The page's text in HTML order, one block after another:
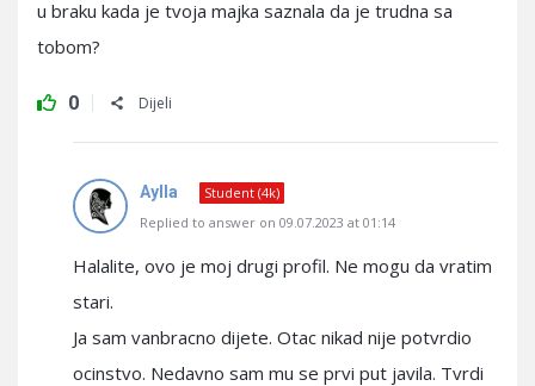
u braku kada je tvoja majka saznala da je trudna sa
tobom?
0 Dijeli
Aylla
Student (4k)
Replied to answer on 09.07.2023 at 01:14
Halalite, ovo je moj drugi profil. Ne mogu da vratim
stari.
Ja sam vanbracno dijete. Otac nikad nije potvrdio
ocinstvo. Nedavno sam mu se prvi put javila. Tvrdi